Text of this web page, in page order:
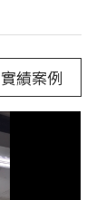
實績案例